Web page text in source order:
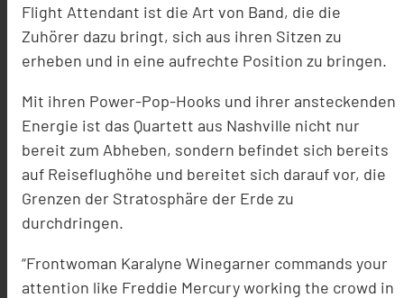
Flight Attendant ist die Art von Band, die die
Zuhörer dazu bringt, sich aus ihren Sitzen zu
erheben und in eine aufrechte Position zu bringen.
Mit ihren Power-Pop-Hooks und ihrer ansteckenden
Energie ist das Quartett aus Nashville nicht nur
bereit zum Abheben, sondern befindet sich bereits
auf Reiseflughöhe und bereitet sich darauf vor, die
Grenzen der Stratosphäre der Erde zu
durchdringen.
“Frontwoman Karalyne Winegarner commands your
attention like Freddie Mercury working the crowd in